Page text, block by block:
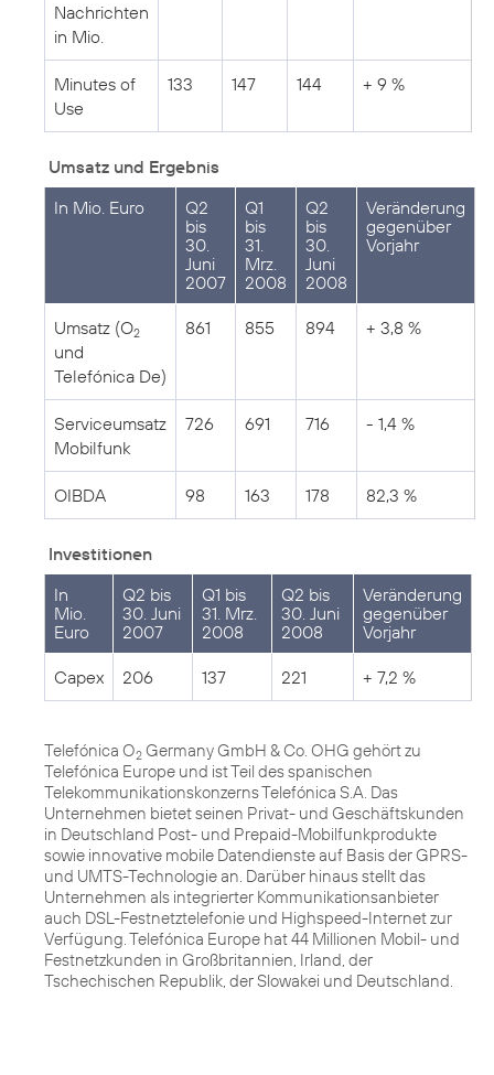
Nachrichten
in Mio.
Minutes of
Use
133 147 144 + 9 %
Umsatz und Ergebnis
In Mio. Euro
Q2
bis
30.
Juni
2007
Q1
bis
31.
Mrz.
2008
Q2
bis
30.
Juni
2008
Veränderung
gegenüber
Vorjahr
Umsatz (O2
und
Telefónica De)
861 855 894 + 3,8 %
Serviceumsatz
Mobilfunk
726 691 716 - 1,4 %
OIBDA 98 163 178 82,3 %
Investitionen
In
Mio.
Euro
Q2 bis
30. Juni
2007
Q1 bis
31. Mrz.
2008
Q2 bis
30. Juni
2008
Veränderung
gegenüber
Vorjahr
Capex 206 137 221 + 7,2 %
Telefónica O2 Germany GmbH & Co. OHG gehört zu
Telefónica Europe und ist Teil des spanischen
Telekommunikationskonzerns Telefónica S.A. Das
Unternehmen bietet seinen Privat- und Geschäftskunden
in Deutschland Post- und Prepaid-Mobilfunkprodukte
sowie innovative mobile Datendienste auf Basis der GPRS-
und UMTS-Technologie an. Darüber hinaus stellt das
Unternehmen als integrierter Kommunikationsanbieter
auch DSL-Festnetztelefonie und Highspeed-Internet zur
Verfügung. Telefónica Europe hat 44 Millionen Mobil- und
Festnetzkunden in Großbritannien, Irland, der
Tschechischen Republik, der Slowakei und Deutschland.